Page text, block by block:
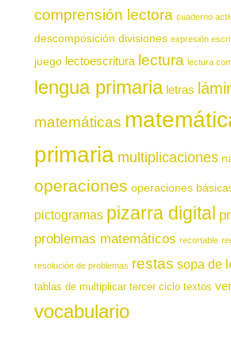
comprensión lectora cuaderno
descomposición divisiones expresión
juego lectoescritura lectura lectura
lengua primaria letras
matemáticas
primaria multiplicaciones
operaciones operaciones
pictogramas pizarra digital
problemas matemáticos recortable
resolución de problemas restas sopa de
tablas de multiplicar tercer ciclo textos
vocabulario